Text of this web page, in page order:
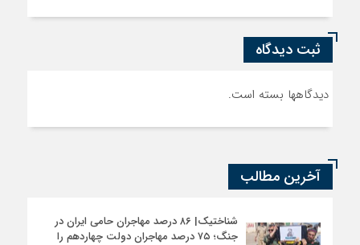
ثبت دیدگاه
دیدگاهها بسته است.
آخرین مطالب
شناختیک| ۸۶ درصد مهاجران حامی ایران در
جنگ؛ ۷۵ درصد مهاجران دولت چهاردهم را